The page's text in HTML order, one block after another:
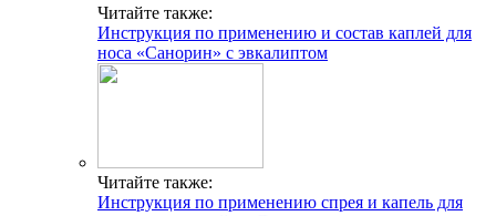
Читайте также:
Инструкция по применению и состав каплей для
носа «Санорин» с эвкалиптом
Читайте также:
Инструкция по применению спрея и капель для